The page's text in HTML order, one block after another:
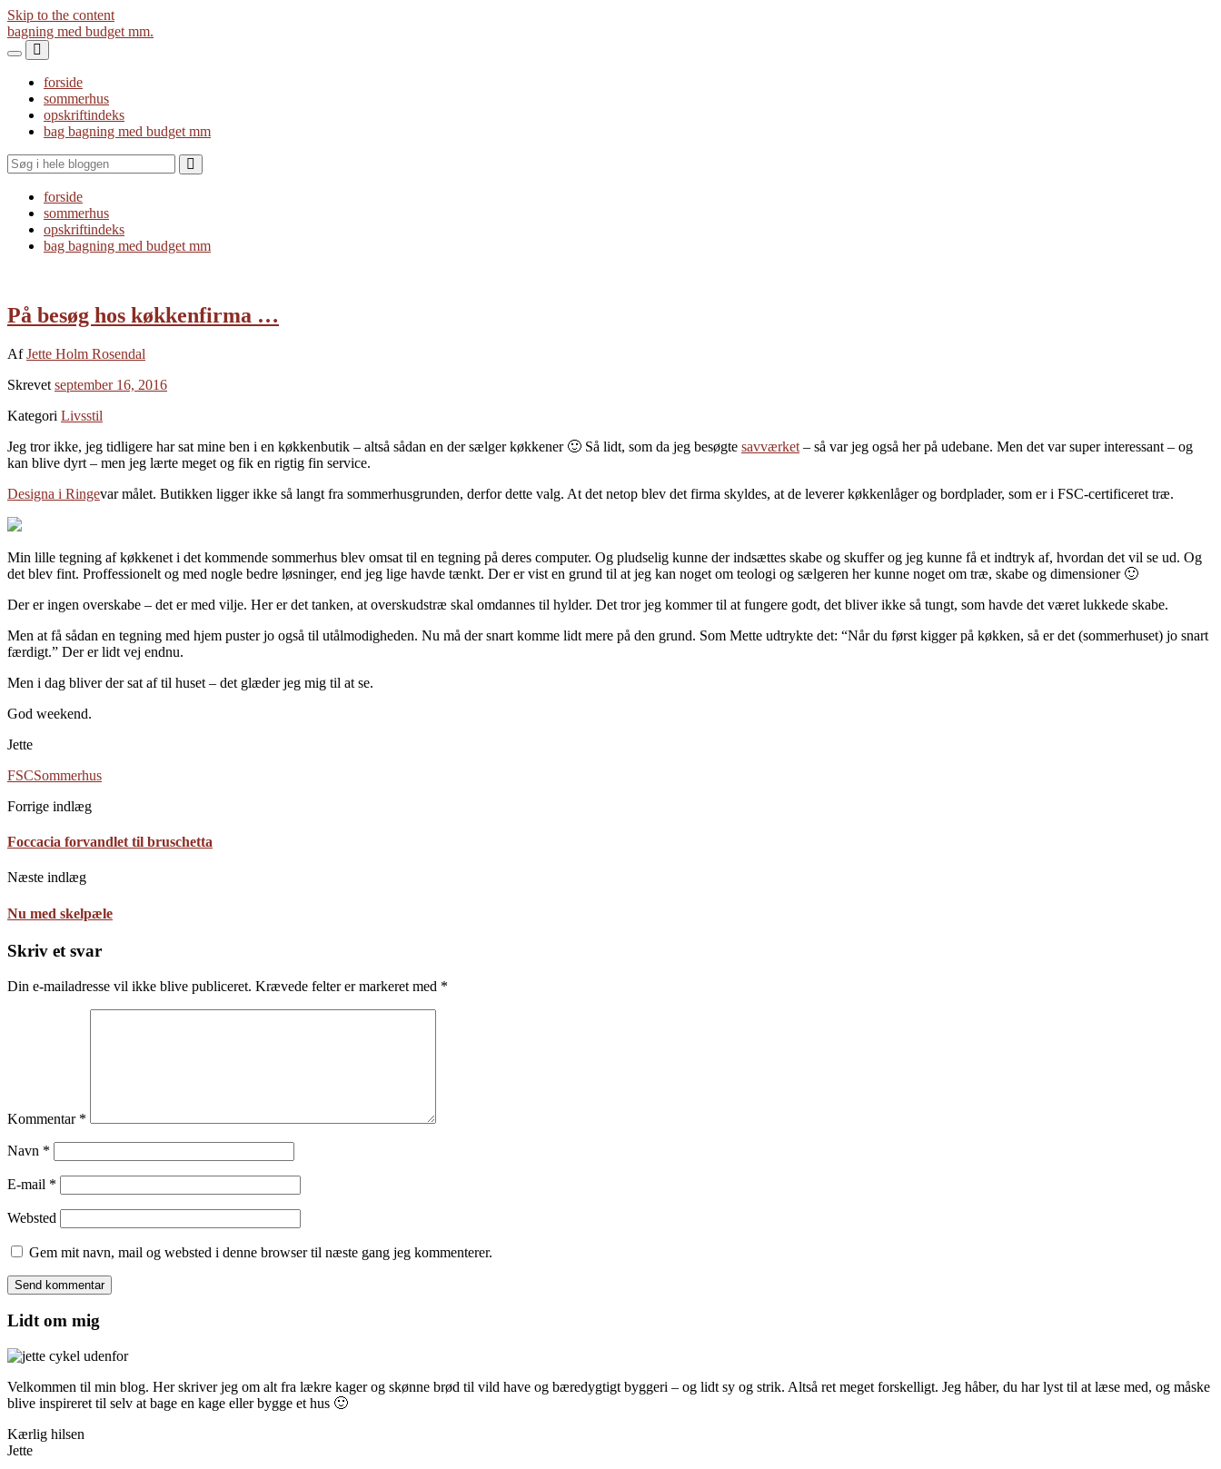
Skip to the content
bagning med budget mm.
Toggle
mobile
menu
Toggle
the
search
field
forside
sommerhus
opskriftindeks
bag bagning med budget mm
forside
sommerhus
opskriftindeks
bag bagning med budget mm
På besøg hos køkkenfirma …
AfJette Holm Rosendal
Skrevet september 16, 2016
Kategori Livsstil
Jeg tror ikke, jeg tidligere har sat mine ben i en køkkenbutik – altså sådan en der sælger køkkener 🙂 Så lidt, som da jeg besøgte savværket – så var jeg også her på udebane. Men det var super interessant – og
kan blive dyrt – men jeg lærte meget og fik en rigtig fin service.
Designa i Ringevar målet. Butikken ligger ikke så langt fra sommerhusgrunden, derfor dette valg. At det netop blev det firma skyldes, at de leverer køkkenlåger og bordplader, som er i FSC-certificeret træ.
Min lille tegning af køkkenet i det kommende sommerhus blev omsat til en tegning på deres computer. Og pludselig kunne der indsættes skabe og skuffer og jeg kunne få et indtryk af, hvordan det vil se ud. Og
det blev fint. Proffessionelt og med nogle bedre løsninger, end jeg lige havde tænkt. Der er vist en grund til at jeg kan noget om teologi og sælgeren her kunne noget om træ, skabe og dimensioner 🙂
Der er ingen overskabe – det er med vilje. Her er det tanken, at overskudstræ skal omdannes til hylder. Det tror jeg kommer til at fungere godt, det bliver ikke så tungt, som havde det været lukkede skabe.
Men at få sådan en tegning med hjem puster jo også til utålmodigheden. Nu må der snart komme lidt mere på den grund. Som Mette udtrykte det: “Når du først kigger på køkken, så er det (sommerhuset) jo snart
færdigt.” Der er lidt vej endnu.
Men i dag bliver der sat af til huset – det glæder jeg mig til at se.
God weekend.
Jette
FSCSommerhus
Forrige indlæg
Foccacia forvandlet til bruschetta
Næste indlæg
Nu med skelpæle
Skriv et svar
Din e-mailadresse vil ikke blive publiceret. Krævede felter er markeret med *
Kommentar *
Navn *
E-mail *
Websted
Gem mit navn, mail og websted i denne browser til næste gang jeg kommenterer.
Lidt om mig
Velkommen til min blog. Her skriver jeg om alt fra lækre kager og skønne brød til vild have og bæredygtigt byggeri – og lidt sy og strik. Altså ret meget forskelligt. Jeg håber, du har lyst til at læse med, og måske
blive inspireret til selv at bage en kage eller bygge et hus 🙂
Kærlig hilsen
Jette